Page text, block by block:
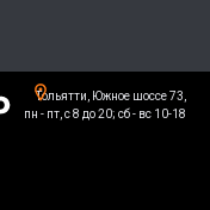
Тольятти, Южное шоссе 73,
пн - пт, с 8 до 20; сб - вс 10-18